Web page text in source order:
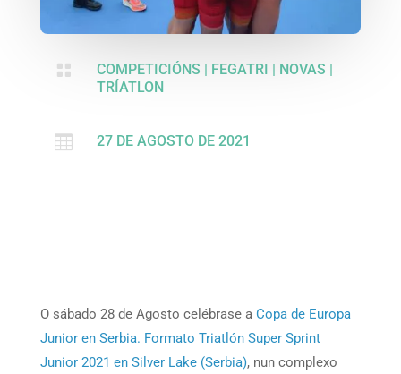
 COMPETICIÓNS | FEGATRI | NOVAS |
TRÍATLON
 27 DE AGOSTO DE 2021
O sábado 28 de Agosto celébrase a Copa de Europa
Junior en Serbia. Formato Triatlón Super Sprint
Junior 2021 en Silver Lake (Serbia), nun complexo